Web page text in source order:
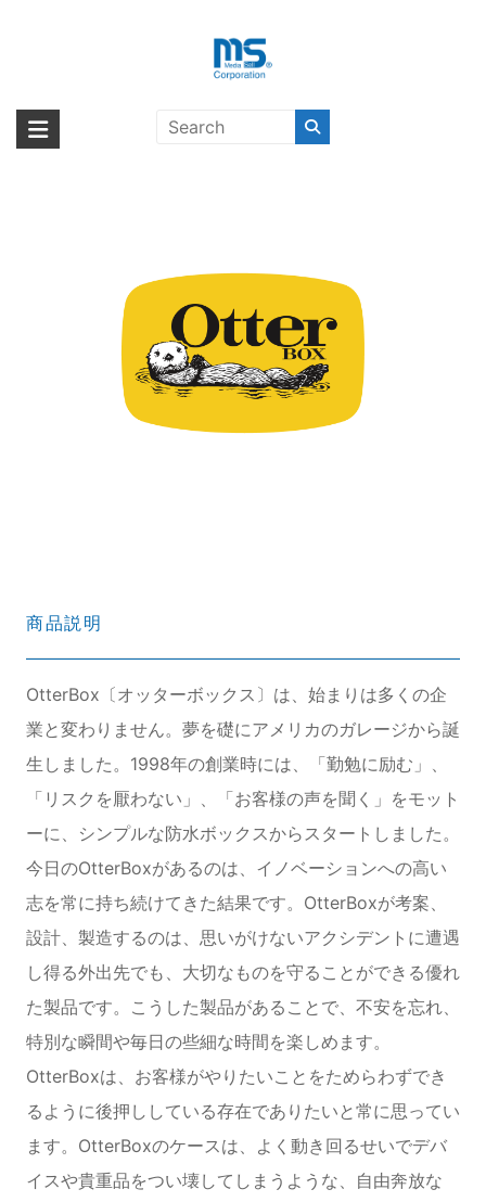
海外輸入ブランド商品｜株式会社
海外事業部が取り揃えている海外輸入商品には、日本では珍しい「海外ブ
ランド」をはじめ「ユニークな商品」「機能的な商品」「コストパフォー
商品説明
OtterBox〔オッターボックス〕は、始まりは多くの企
業と変わりません。夢を礎にアメリカのガレージから誕
生しました。1998年の創業時には、「勤勉に励む」、
「リスクを厭わない」、「お客様の声を聞く」をモット
ーに、シンプルな防水ボックスからスタートしました。
今日のOtterBoxがあるのは、イノベーションへの高い
志を常に持ち続けてきた結果です。OtterBoxが考案、
設計、製造するのは、思いがけないアクシデントに遭遇
し得る外出先でも、大切なものを守ることができる優れ
た製品です。こうした製品があることで、不安を忘れ、
特別な瞬間や毎日の些細な時間を楽しめます。
OtterBoxは、お客様がやりたいことをためらわずでき
るように後押ししている存在でありたいと常に思ってい
ます。OtterBoxのケースは、よく動き回るせいでデバ
イスや貴重品をつい壊してしまうような、自由奔放な